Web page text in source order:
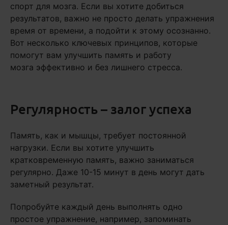
спорт для мозга. Если вы хотите добиться
результатов, важно не просто делать упражнения
время от времени, а подойти к этому осознанно.
Вот несколько ключевых принципов, которые
помогут вам улучшить память и работу
мозга эффективно и без лишнего стресса.
Регулярность – залог успеха
Память, как и мышцы, требует постоянной
нагрузки. Если вы хотите улучшить
кратковременную память, важно заниматься
регулярно. Даже 10-15 минут в день могут дать
заметный результат.
Попробуйте каждый день выполнять одно
простое упражнение, например, запоминать